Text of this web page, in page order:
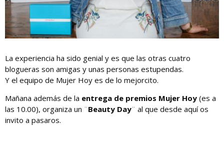
La experiencia ha sido genial y es que las otras cuatro
blogueras son amigas y unas personas estupendas.
Y el equipo de Mujer Hoy es de lo mejorcito.
Mañana además de la entrega de premios Mujer Hoy (es a
las 10.00), organiza un ¨Beauty Day¨ al que desde aquí os
invito a pasaros.